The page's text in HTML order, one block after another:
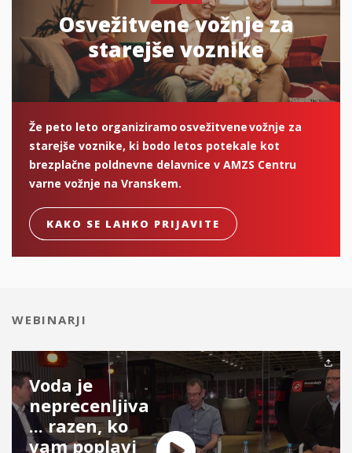
Osvežitvene vožnje za
starejše voznike
Že peto leto organiziramo osvežitvene vožnje za
starejše voznike, ki bodo letos potekale kot
brezplačne poldnevne delavnice v AMZS Centru
varne vožnje na Vranskem.
KAKO SE LAHKO PRIJAVITE
WEBINARJI
Voda je
neprecenljiva
... razen, ko
vam poplavi